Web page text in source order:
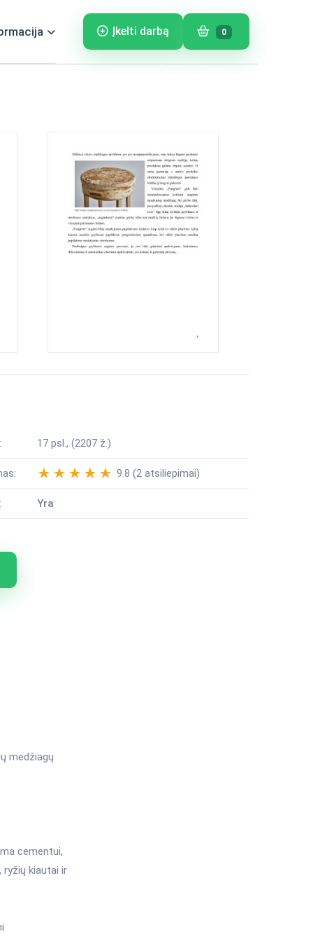
Įkelti darbą 0
17 psl., (2207 ž.)
9.8 (2 atsiliepimai)
Yra
medžiagų
cementui,
ryžių kiautai ir